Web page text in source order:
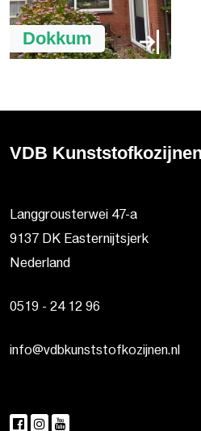
Dokkum
VDB Kunststofkozijnen
Langgrousterwei 47-a
9137 DK Easternijtsjerk
Nederland
0519 - 24 12 96
info@vdbkunststofkozijnen.nl